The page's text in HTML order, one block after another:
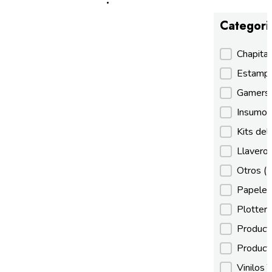
Gamers
Kits
Otros
Vinilos